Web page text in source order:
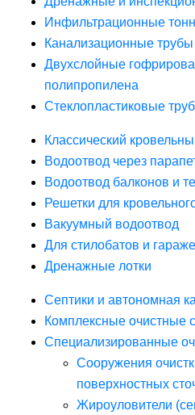
Инфильтрационные
Канализационные
Двухслойные
полипропилена
Стеклопластиковые
Классический
Водоотвод через
Водоотвод балконов и
Решетки для
Вакуумный водоотвод
Для стилобатов и
Дренажные лотки
Септики и автономная
Комплексные очистные
Специализированные
Сооружения
поверхностных
Жироуловители